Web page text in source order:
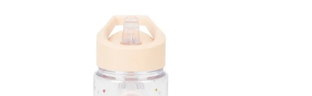
Décoration
Linge de maison